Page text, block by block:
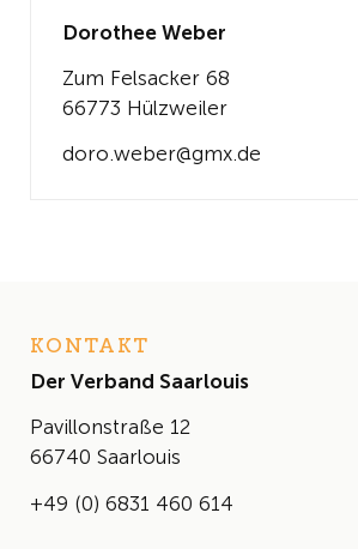
Dorothee Weber
Zum Felsacker 68
66773 Hülzweiler
doro.weber@gmx.de
KONTAKT
Der Verband Saarlouis
Pavillonstraße 12
66740 Saarlouis
+49 (0) 6831 460 614